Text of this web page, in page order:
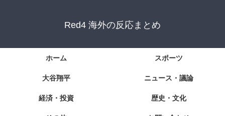
Red4 海外の反応まとめ
ホーム スポーツ
大谷翔平 ニュース・議論
経済・投資 歴史・文化